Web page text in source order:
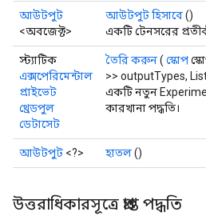
আউটপুট
<অবজেক্ট>
আউটপুট হিসাবে()
একটি টেনসরের
স্ট্যাটিক
এক্সপেরিমেন্টাল
প্রাইভেট
থ্রেডপুল
ডেটাসেট
তৈরি করুন( স্কোপ
>> outputTypes,
একটি নতুন
কারখানা পদ্ধতি।
আউটপুট <?> হাতল()
উত্তরাধিকারসূত্রে প্রাপ্ত পদ্ধতি